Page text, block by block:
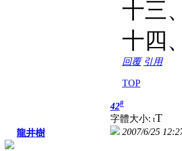
十三
十四、
回覆 引用
TOP
龍井樹
42#
字體大小: tT
2007/6/25